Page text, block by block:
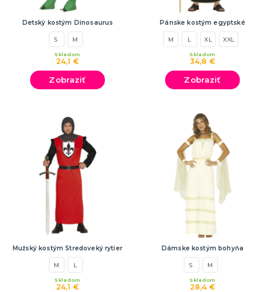
Detský kostým Dinosaurus
S M
24,1 €
Skladom
Zobraziť
Pánske kostým egyptské
M L XL XXL
34,8 €
Skladom
Zobraziť
Mužský kostým Stredoveký rytier
M L
24,1 €
Skladom
Dámske kostým bohyňa
S M
28,4 €
Skladom